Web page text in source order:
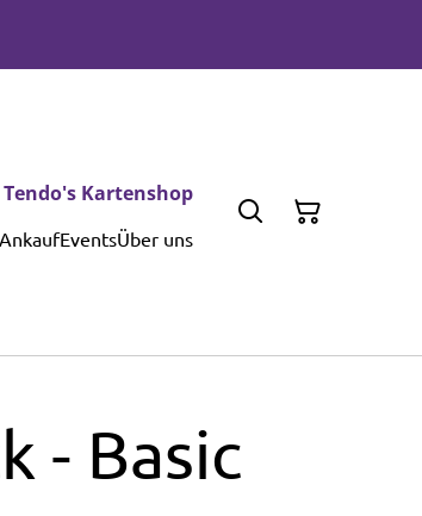
Tendo's Kartenshop
AnkaufEventsÜber uns
- Basic